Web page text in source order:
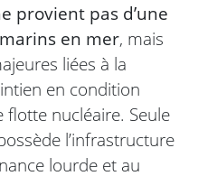
provient pas d’une
en mer, mais
liées à la
en condition
nucléaire. Seule
l’infrastructure
lourde et au